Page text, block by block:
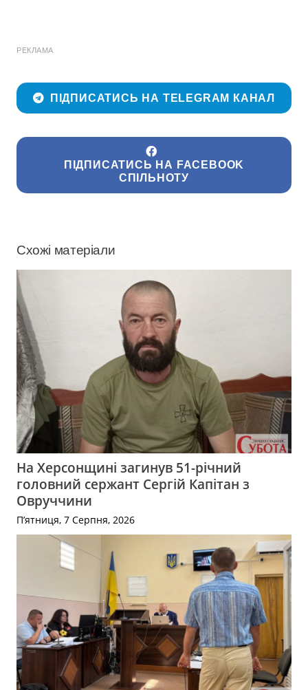
РЕКЛАМА
ПІДПИСАТИСЬ НА TELEGRAM КАНАЛ
ПІДПИСАТИСЬ НА FACEBOOK
СПІЛЬНОТУ
Схожі матеріали
На Херсонщині загинув 51-річний
головний сержант Сергій Капітан з
Овруччини
П’ятниця, 7 Серпня, 2026